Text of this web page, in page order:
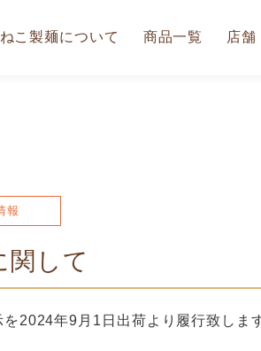
こ製麺について 商品一覧 店舗
報
関して
2024年9月1日出荷より履行致しま